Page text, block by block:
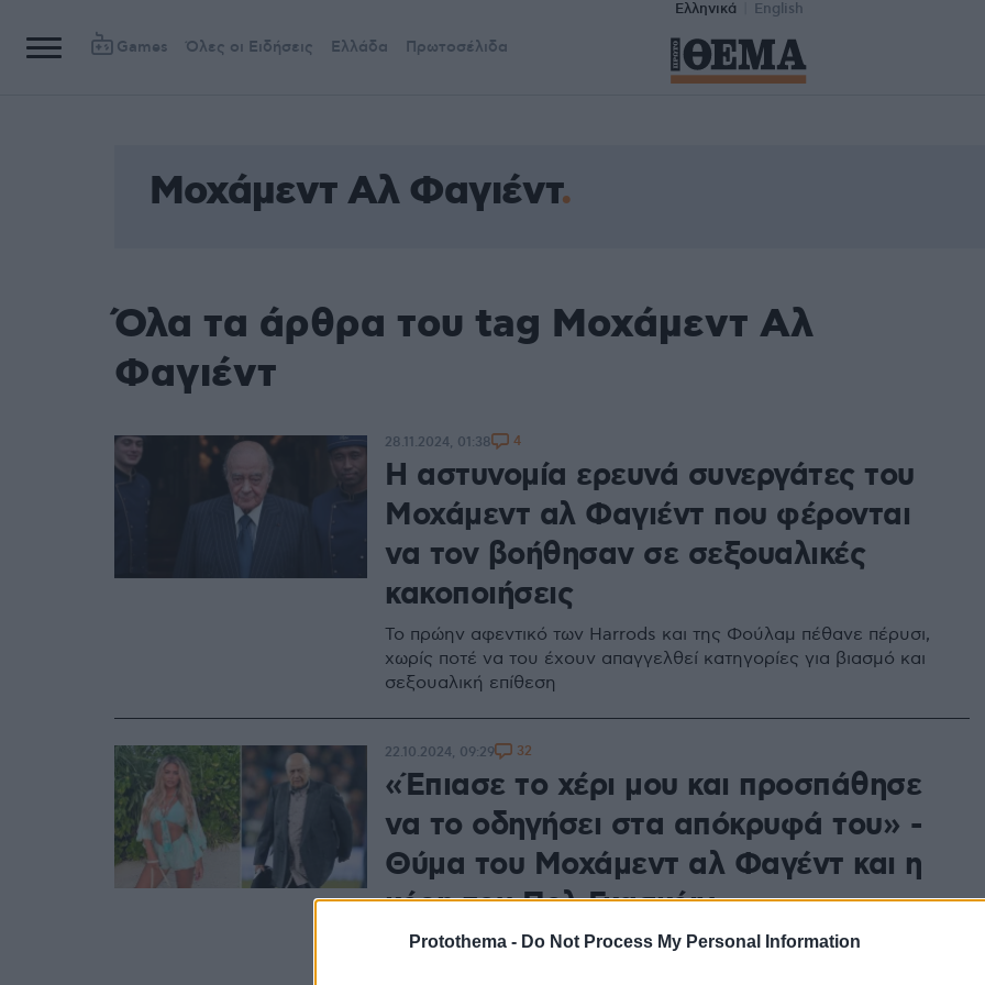
Protothema - Do Not Process My Personal Information
Ελληνικά English
Games Όλες οι Ειδήσεις Ελλάδα Πρωτοσέλιδα
Μοχάμεντ Αλ Φαγιέντ
Όλα τα άρθρα του tag Μοχάμεντ Αλ
Φαγιέντ
Η αστυνομία ερευνά συνεργάτες του
Μοχάμεντ αλ Φαγιέντ που φέρονται
να τον βοήθησαν σε σεξουαλικές
κακοποιήσεις
Το πρώην αφεντικό των Harrods και της Φούλαμ πέθανε πέρυσι,
χωρίς ποτέ να του έχουν απαγγελθεί κατηγορίες για βιασμό και
σεξουαλική επίθεση
28.11.2024, 01:38 4
«Έπιασε το χέρι μου και προσπάθησε
να το οδηγήσει στα απόκρυφά του» -
Θύμα του Μοχάμεντ αλ Φαγέντ και η
κόρη του Πολ Γκασκόιν
Δεν είπα τίποτα σε κανέναν γιατί ένιωθα ντροπή, μου έλεγε ότι ο
22.10.2024, 09:29 32